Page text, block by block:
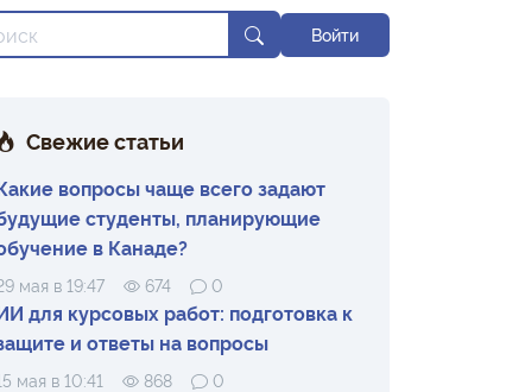
Войти
Свежие статьи
вопросы чаще всего задают
студенты, планирующие
в Канаде?
мая в 19:47 674 0
для курсовых работ: подготовка к
и ответы на вопросы
мая в 10:41 868 0